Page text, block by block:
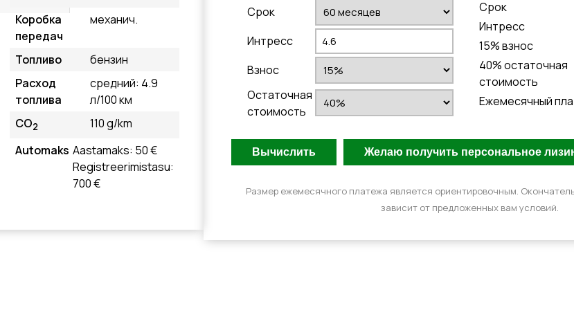
Коробка
передач
механич.
Топливо
бензин
Расход
топлива
средний: 4.9
л/100 км
CO2
110 g/km
Automaks Aastamaks: 50 €
Registreerimistasu:
700 €
Cрок
Интресс
Взнос
Остаточная
стоимость
Cрок
Интресс
15% взнос
40% остаточная
стоимость
Ежемесячный
Размер ежемесячного платежа является ориентировочным.
зависит от предложенных вам условий.